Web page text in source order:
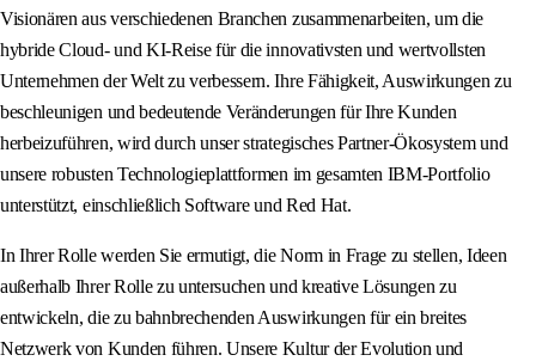
Visionären aus verschiedenen Branchen zusammenarbeiten, um die
hybride Cloud- und KI-Reise für die innovativsten und wertvollsten
Unternehmen der Welt zu verbessern. Ihre Fähigkeit, Auswirkungen zu
beschleunigen und bedeutende Veränderungen für Ihre Kunden
herbeizuführen, wird durch unser strategisches Partner-Ökosystem und
unsere robusten Technologieplattformen im gesamten IBM-Portfolio
unterstützt, einschließlich Software und Red Hat.
In Ihrer Rolle werden Sie ermutigt, die Norm in Frage zu stellen, Ideen
außerhalb Ihrer Rolle zu untersuchen und kreative Lösungen zu
entwickeln, die zu bahnbrechenden Auswirkungen für ein breites
Netzwerk von Kunden führen. Unsere Kultur der Evolution und